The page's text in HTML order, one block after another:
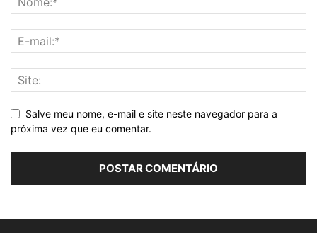
Salve meu nome, e-mail e site neste navegador para a
próxima vez que eu comentar.